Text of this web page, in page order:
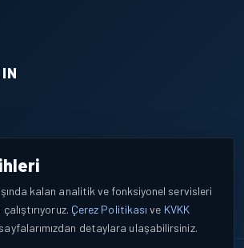
kalan analitik ve fonksiyonel servisleri
Çerez Politikası ve KVKK
sayfalarımızdan detaylara ulaşabilirsiniz.